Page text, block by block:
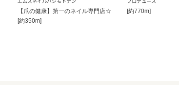
【爪の健康】第一のネイル専門店☆
[約350m]
[約770m]